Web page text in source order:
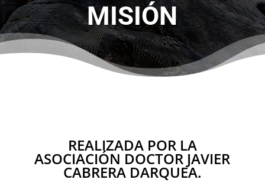
MISIÓN
REALIZADA POR LA
ASOCIACIÓN DOCTOR JAVIER
CABRERA DARQUEA.